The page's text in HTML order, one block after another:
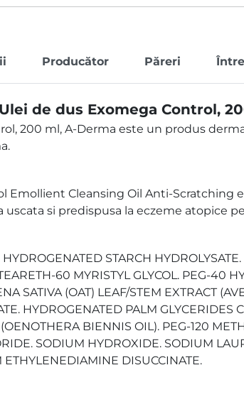
Producător Păreri
de dus Exomega Control,
200 ml, A-Derma este un produs
Emollient Cleansing Oil Anti-Scratching
uscata si predispusa la eczeme atopice
STARCH
60 MYRISTYL GLYCOL. PEG-40
SATIVA (OAT) LEAF/STEM EXTRACT
HYDROGENATED PALM
BIENNIS OIL). PEG-120
SODIUM HYDROXIDE. SODIUM
DISUCCINATE.